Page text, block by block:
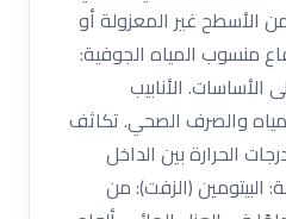
الأسطح غير المعزولة أو
منسوب المياه الجوفية:
الأساسات. الأنابيب
والصرف الصحي. تكاثف
الحرارة بين الداخل
البيتومين (الزفت): من